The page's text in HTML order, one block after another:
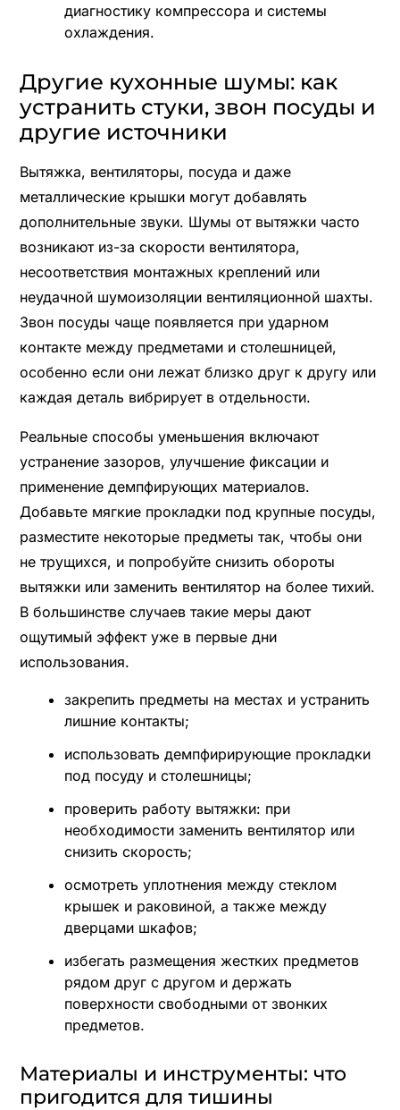
диагностику компрессора и системы
охлаждения.
Другие кухонные шумы: как
устранить стуки, звон посуды и
другие источники
Вытяжка, вентиляторы, посуда и даже
металлические крышки могут добавлять
дополнительные звуки. Шумы от вытяжки часто
возникают из-за скорости вентилятора,
несоответствия монтажных креплений или
неудачной шумоизоляции вентиляционной шахты.
Звон посуды чаще появляется при ударном
контакте между предметами и столешницей,
особенно если они лежат близко друг к другу или
каждая деталь вибрирует в отдельности.
Реальные способы уменьшения включают
устранение зазоров, улучшение фиксации и
применение демпфирующих материалов.
Добавьте мягкие прокладки под крупные посуды,
разместите некоторые предметы так, чтобы они
не трущихся, и попробуйте снизить обороты
вытяжки или заменить вентилятор на более тихий.
В большинстве случаев такие меры дают
ощутимый эффект уже в первые дни
использования.
закрепить предметы на местах и устранить
лишние контакты;
использовать демпфирирующие прокладки
под посуду и столешницы;
проверить работу вытяжки: при
необходимости заменить вентилятор или
снизить скорость;
осмотреть уплотнения между стеклом
крышек и раковиной, а также между
дверцами шкафов;
избегать размещения жестких предметов
рядом друг с другом и держать
поверхности свободными от звонких
предметов.
Материалы и инструменты: что
пригодится для тишины